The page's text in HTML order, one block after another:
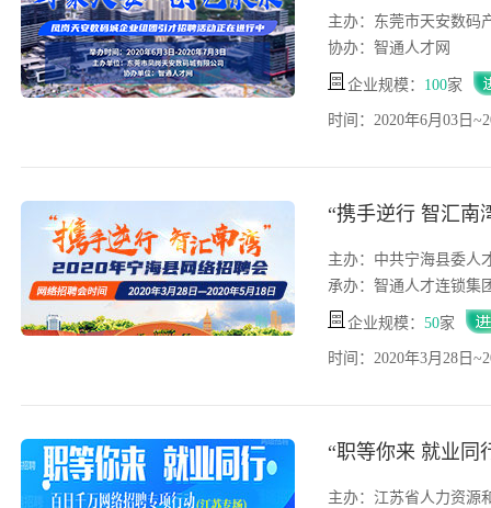
主办：东莞市天安数码
协办：智通人才网
企业规模： 100家
时间：2020年6月03日
“携手逆行 智汇南
主办：中共宁海县委人
承办：智通人才连锁集
企业规模： 50家
时间：2020年3月28日
“职等你来 就业同
主办：江苏省人力资源